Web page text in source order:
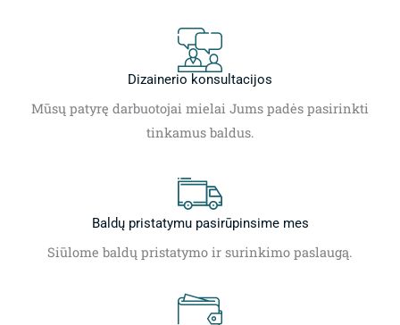
Dizainerio konsultacijos
Mūsų patyrę darbuotojai mielai Jums padės pasirinkti
tinkamus baldus.
Baldų pristatymu pasirūpinsime mes
Siūlome baldų pristatymo ir surinkimo paslaugą.